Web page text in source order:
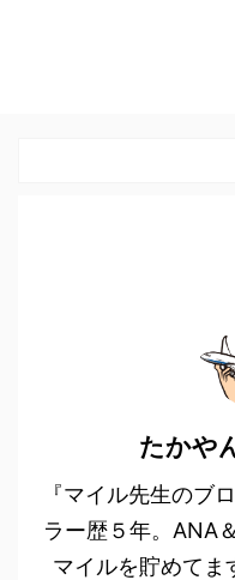
の方に向け、書いていま
す。 どこかにマイル
て正直、何！？って感
のかわからない
し、、、。そこで今回
は、どこかにマイルの
とをまとめてみました
たかや
『マイル先生のブ
ラー歴５年。ANA
マイルを貯めてま